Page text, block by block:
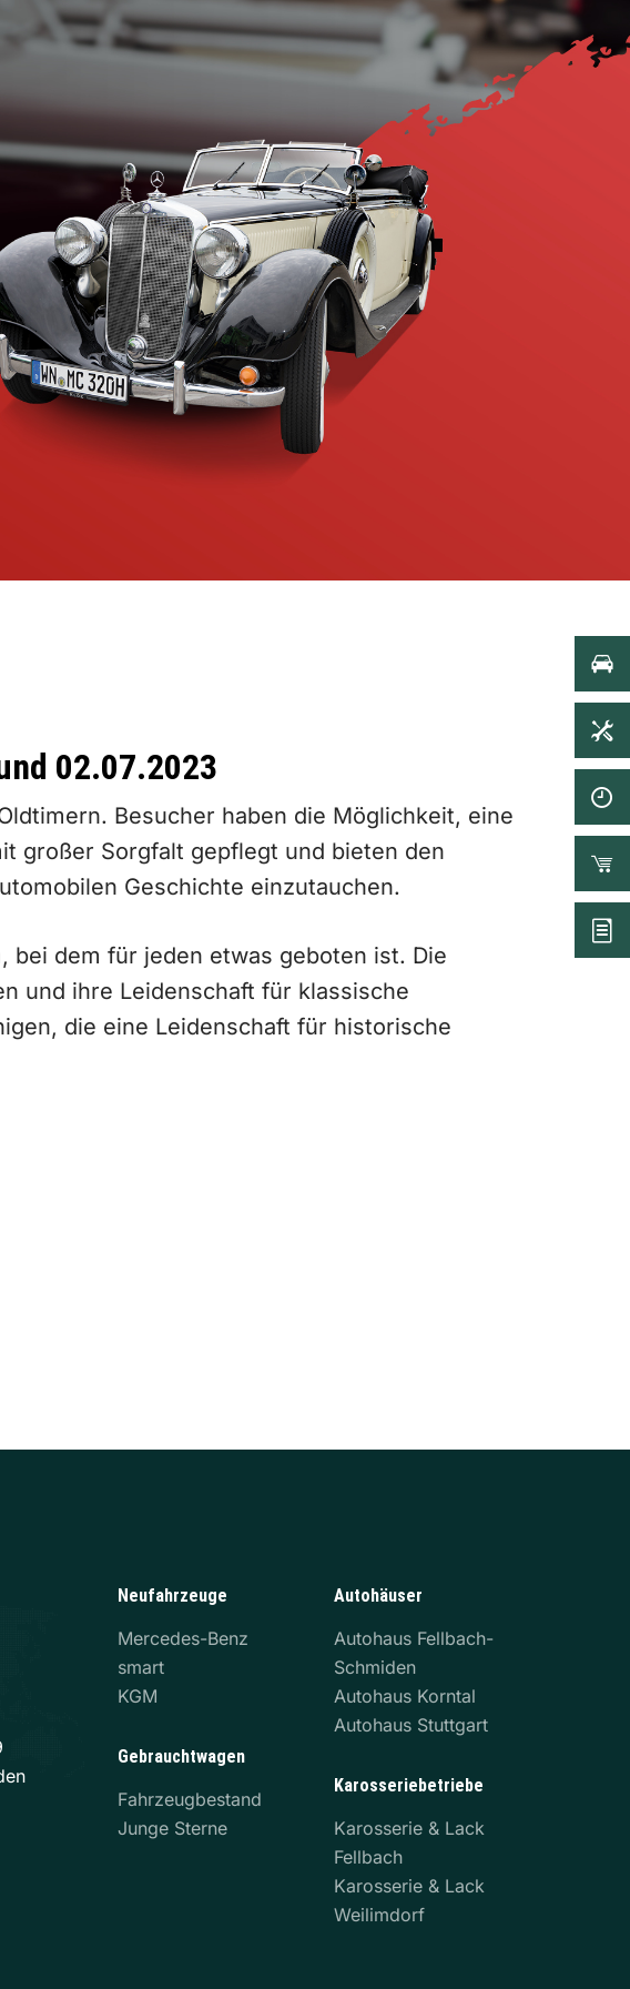
02.07.2023
Besucher haben die Möglichkeit, eine
großer Sorgfalt gepflegt und bieten den
Geschichte einzutauchen.
bei dem für jeden etwas geboten ist. Die
und ihre Leidenschaft für klassische
die eine Leidenschaft für historische
Neufahrzeuge
Mercedes-Benz
smart
KGM
Gebrauchtwagen
Fahrzeugbestand
Junge Sterne
Autohäuser
Autohaus Fellbach-
Schmiden
Autohaus Korntal
Autohaus Stuttgart
Karosseriebetriebe
Karosserie & Lack
Fellbach
Karosserie & Lack
Weilimdorf